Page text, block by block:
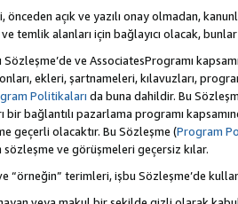
önceden açık ve yazılı onay olmadan,
temlik alanları için bağlayıcı olacak,
Sözleşme’de ve AssociatesProgramı
ekleri, şartnameleri, kılavuzları,
Politikaları da buna dahildir. Bu
bir bağlantılı pazarlama programı
geçerli olacaktır. Bu Sözleşme (Program
ve görüşmeleri geçersiz kılar.
“örneğin” terimleri, işbu Sözleşme’de